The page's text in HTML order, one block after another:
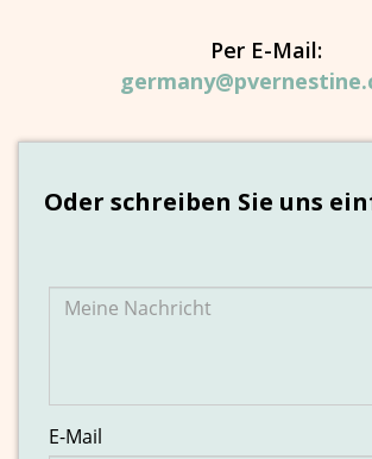
Per E-Mail:
Oder schreiben Sie uns